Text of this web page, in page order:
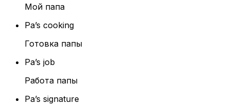
Мой папа
Pa’s cooking
Готовка папы
Pa’s job
Работа папы
Pa’s signature